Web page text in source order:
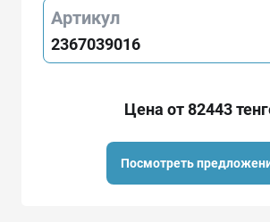
Артикул
2367039016
Цена от 82443
Посмотреть